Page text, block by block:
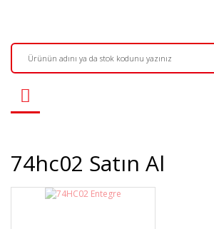
74hc02 Satın Al